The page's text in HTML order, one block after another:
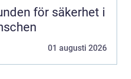
för säkerhet i
01 augusti 2026